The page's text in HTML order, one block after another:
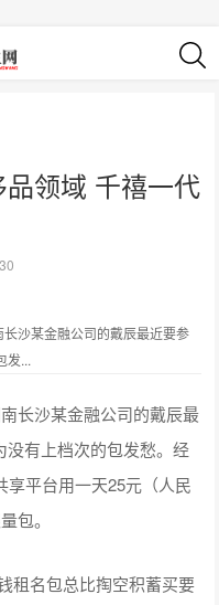
领域 千禧一代
沙某金融公司的戴辰最近要参
发...
长沙某金融公司的戴辰最
有上档次的包发愁。经
享平台用一天25元（人民
包。
租名包总比掏空积蓄买要